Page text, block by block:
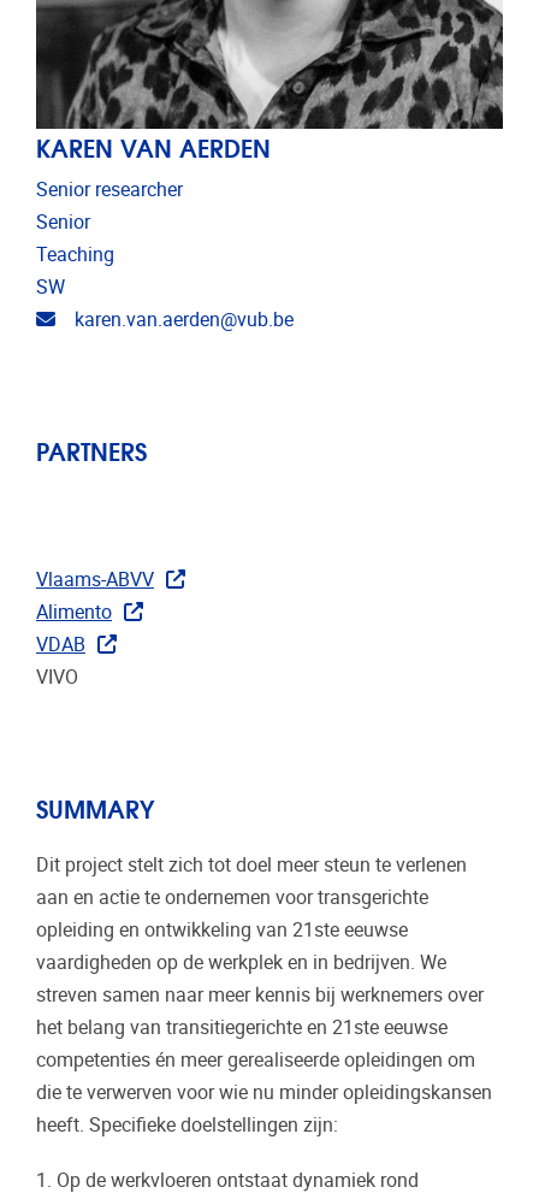
KAREN VAN AERDEN
Senior researcher
Senior
Teaching
SW
Email address
karen.van.aerden@vub.be
PARTNERS
Vlaams-ABVV
Alimento
VDAB
VIVO
SUMMARY
Dit project stelt zich tot doel meer steun te verlenen
aan en actie te ondernemen voor transgerichte
opleiding en ontwikkeling van 21ste eeuwse
vaardigheden op de werkplek en in bedrijven. We
streven samen naar meer kennis bij werknemers over
het belang van transitiegerichte en 21ste eeuwse
competenties én meer gerealiseerde opleidingen om
die te verwerven voor wie nu minder opleidingskansen
heeft. Specifieke doelstellingen zijn:
1. Op de werkvloeren ontstaat dynamiek rond